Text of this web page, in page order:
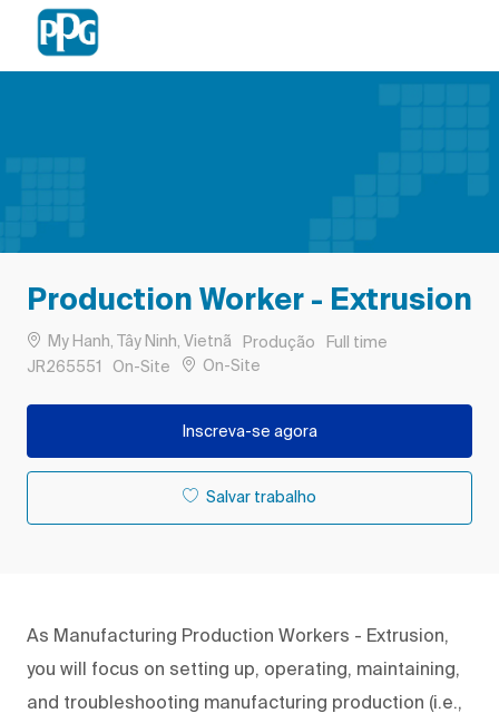
Production Worker - Extrusion
Localização
My Hanh, Tây Ninh, Vietnã Categoria
Produção Tipo de Trabalho
Full time
ID do trabalho
JR265551 On-Site Remote
On-Site
Inscreva-se agora
Salvar trabalho
As Manufacturing Production Workers - Extrusion,
you will focus on setting up, operating, maintaining,
and troubleshooting manufacturing production (i.e.,